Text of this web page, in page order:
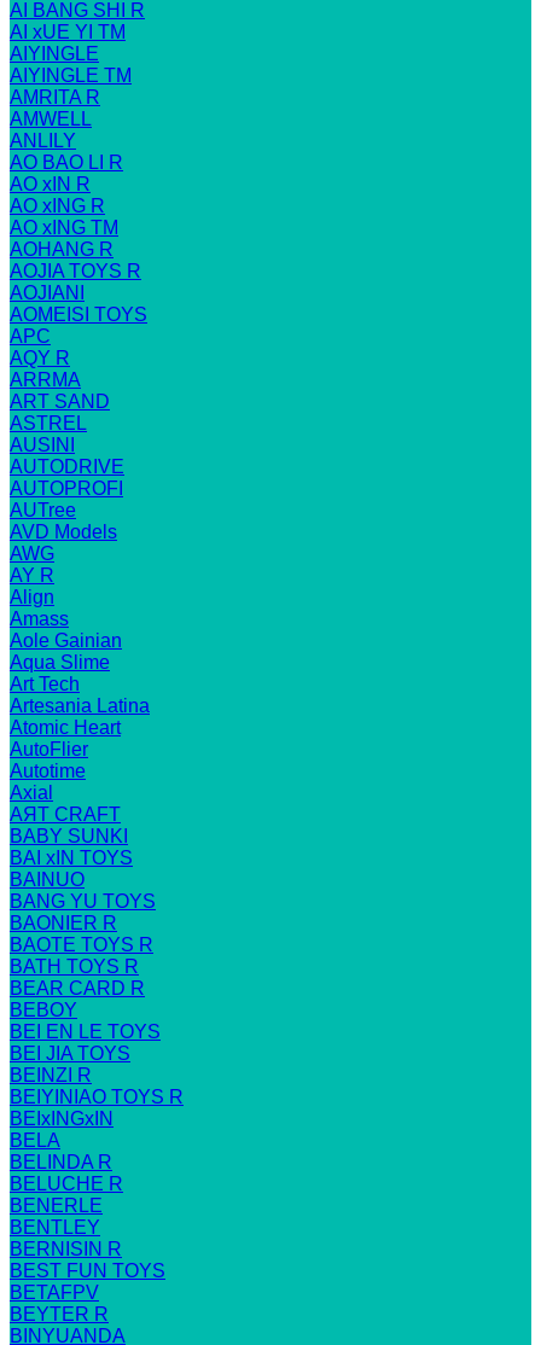
AI BANG SHI R
AI xUE YI TM
AIYINGLE
AIYINGLE TM
AMRITA R
AMWELL
ANLILY
AO BAO LI R
AO xIN R
AO xING R
AO xING TM
AOHANG R
AOJIA TOYS R
AOJIANI
AOMEISI TOYS
APC
AQY R
ARRMA
ART SAND
ASTREL
AUSINI
AUTODRIVE
AUTOPROFI
AUTree
AVD Models
AWG
AY R
Align
Amass
Aole Gainian
Aqua Slime
Art Tech
Artesania Latina
Atomic Heart
AutoFlier
Autotime
Axial
AЯT CRAFT
BABY SUNKI
BAI xIN TOYS
BAINUO
BANG YU TOYS
BAONIER R
BAOTE TOYS R
BATH TOYS R
BEAR CARD R
BEBOY
BEI EN LE TOYS
BEI JIA TOYS
BEINZI R
BEIYINIAO TOYS R
BEIxINGxIN
BELA
BELINDA R
BELUCHE R
BENERLE
BENTLEY
BERNISIN R
BEST FUN TOYS
BETAFPV
BEYTER R
BINYUANDA